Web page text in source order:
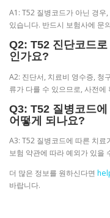
A1: T52 질병코드가 아닌 경우
있습니다. 반드시 보험사에 문
Q2: T52 진단코드
인가요?
A2: 진단서, 치료비 영수증, 청
류가 다를 수 있으므로, 사전에
Q3: T52 질병코드
어떻게 되나요?
A3: T52 질병코드에 따른 치
보험 약관에 따라 예외가 있을
더 많은 정보를 원하신다면
바랍니다.